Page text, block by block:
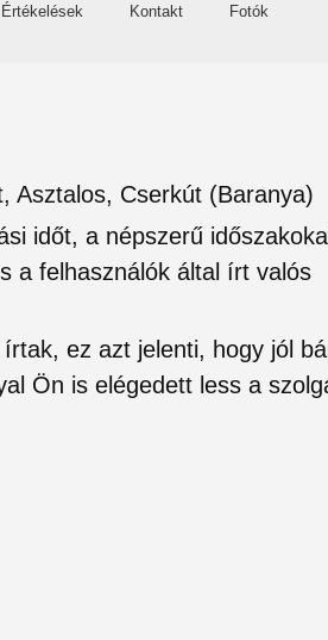
Értékelések Kontakt Fotók
Asztalos, Cserkút (Baranya)
időt, a népszerű
a felhasználók által írt valós
ez azt jelenti, hogy jól
Ön is elégedett less a